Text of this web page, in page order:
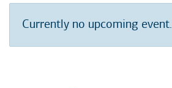
Currently no upcoming event.